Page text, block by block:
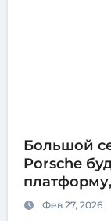
Большой
Porsche
Фев 27, 2026